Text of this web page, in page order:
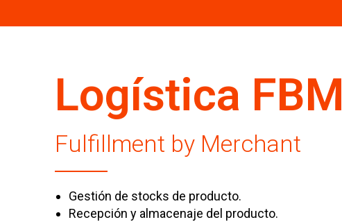
Logística FBM
Fulfillment by Merchant
Gestión de stocks de producto.
Recepción y almacenaje del producto.